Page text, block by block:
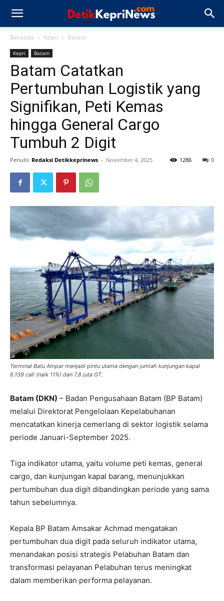
Beranda Kepri Batam
Kepri Batam
Batam Catatkan
Pertumbuhan Logistik yang
Signifikan, Peti Kemas
hingga General Cargo
Tumbuh 2 Digit
Penulis Redaksi Detikkeprinews - November 4, 2025 0
1286
Terminal Batu Ampar menjadi pintu utama dengan jumlah kunjungan kapal
6.139 call (naik 11%) dan 7,8 juta GT.
Batam (DKN) – Badan Pengusahaan Batam (BP Batam)
melalui Direktorat Pengelolaan Kepelabuhanan
mencatatkan kinerja cemerlang di sektor logistik selama
periode Januari-September 2025.
Tiga indikator utama, yaitu volume peti kemas, general
cargo, dan kunjungan kapal barang, menunjukkan
pertumbuhan dua digit dibandingkan periode yang sama
tahun sebelumnya.
Kepala BP Batam Amsakar Achmad mengatakan
pertumbuhan dua digit pada seluruh indikator utama,
menandakan posisi strategis Pelabuhan Batam dan
transformasi pelayanan Pelabuhan terus meningkat
dalam memberikan performa pelayanan.